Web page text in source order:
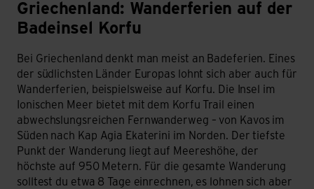
Griechenland: Wanderferien auf der
Badeinsel Korfu
Bei Griechenland denkt man meist an Badeferien. Eines
der südlichsten Länder Europas lohnt sich aber auch für
Wanderferien, beispielsweise auf Korfu. Die Insel im
Ionischen Meer bietet mit dem Korfu Trail einen
abwechslungsreichen Fernwanderweg – von Kavos im
Süden nach Kap Agia Ekaterini im Norden. Der tiefste
Punkt der Wanderung liegt auf Meereshöhe, der
höchste auf 950 Metern. Für die gesamte Wanderung
solltest du etwa 8 Tage einrechnen, es lohnen sich aber